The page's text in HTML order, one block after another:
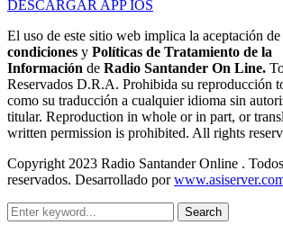
DESCARGAR APP IOS
El uso de este sitio web implica la aceptación
condiciones y Políticas de Tratamiento de la
Información de Radio Santander On Line.
Reservados D.R.A. Prohibida su reproducción
como su traducción a cualquier idioma sin
titular. Reproduction in whole or in part, or
written permission is prohibited. All rights
Copyright 2023 Radio Santander Online .
reservados. Desarrollado por
Search